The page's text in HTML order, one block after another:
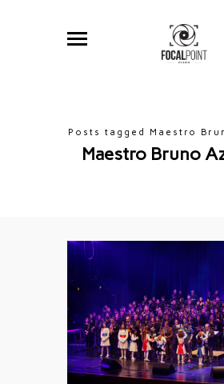
Posts tagged Maestro
Maestro Bruno